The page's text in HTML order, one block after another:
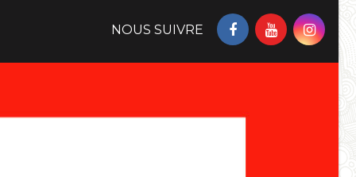
NOUS SUIVRE